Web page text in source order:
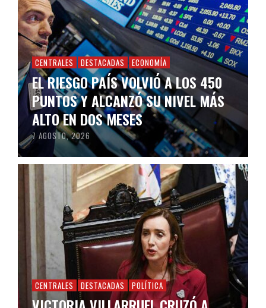
CENTRALES DESTACADAS ECONOMÍA
EL RIESGO PAÍS VOLVIÓ A LOS 450
PUNTOS Y ALCANZÓ SU NIVEL MÁS
ALTO EN DOS MESES
7 AGOSTO, 2026
CENTRALES DESTACADAS POLÍTICA